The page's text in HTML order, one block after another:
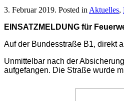
3. Februar 2019. Posted in Aktuelles,
EINSATZMELDUNG für
Auf der Bundesstraße B1, direkt
Unmittelbar nach der
aufgefangen. Die Straße wurde